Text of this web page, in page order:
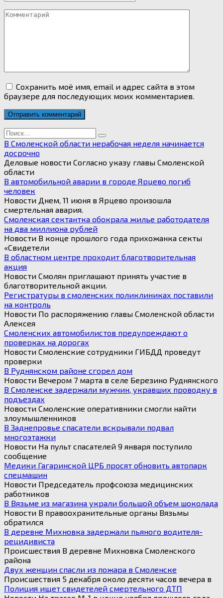
Комментарий
Сохранить моё имя, email и адрес сайта в этом
браузере для последующих моих комментариев.
Search
for:
В Смоленской области нерабочая неделя начинается
досрочно
Деловые новости Согласно указу главы Смоленской
области
В автомобильной аварии в городе Ярцево погиб
человек
Новости Днем, 11 июня в Ярцево произошла
смертельная авария.
Смоленская сектантка обокрала жилье работодателя
на два миллиона рублей
Новости В конце прошлого года прихожанка секты
«Свидетели
В областном центре проходит благотворительная
акция
Новости Смолян приглашают принять участие в
благотворительной акции.
Регистратуры в смоленских поликлиниках поставили
на контроль
Новости По распоряжению главы Смоленской области
Алексея
Смоленских автомобилистов предупреждают о
проверках на дорогах
Новости Смоленские сотрудники ГИБДД проведут
проверки
В Руднянском районе сгорел дом
Новости Вечером 7 марта в селе Березино Руднянского
В Смоленске задержали мужчин, укравших проводку в
подъездах
Новости Смоленские оперативники смогли найти
злоумышленников
В Заднепровье спасатели вскрывали подвал
многоэтажки
Новости На пульт спасателей 9 января поступило
сообщение
Медики Гагаринской ЦРБ просят обновить автопарк
спецмашин
Новости Председатель профсоюза медицинских
работников
В Вязьме из магазина украли большой объем шоколада
Новости В правоохранительные органы Вязьмы
обратился
В деревне Михновка задержали пьяного водителя-
рецидивиста
Происшествия В деревне Михновка Смоленского
района
Двух женщин спасли из пожара в Смоленске
Происшествия 5 декабря около десяти часов вечера в
Полиция ищет свидетелей смертельного ДТП